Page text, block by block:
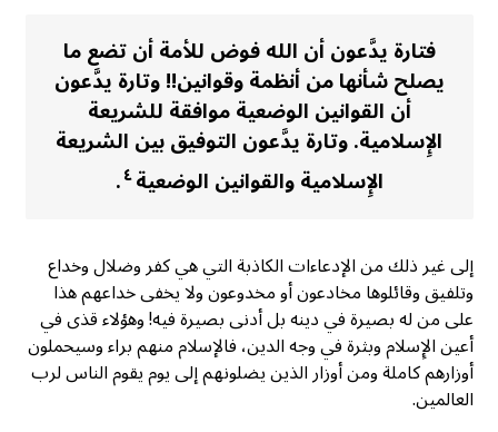
فتارة يدَّعون أن الله فوض للأمة أن تضع ما
يصلح شأنها من أنظمة وقوانين!! وتارة يدَّعون
أن القوانين الوضعية موافقة للشريعة
الإِسلامية. وتارة يدَّعون التوفيق بين الشريعة
الإِسلامية والقوانين الوضعية٤.
إلى غير ذلك من الإدعاءات الكاذبة التي هي كفر وضلال وخداع
وتلفيق وقائلوها مخادعون أو مخدوعون ولا يخفى خداعهم هذا
على من له بصيرة في دينه بل أدنى بصيرة فيه! وهؤلاء قذى في
أعين الإِسلام وبثرة في وجه الدين، فالإسلام منهم براء وسيحملون
أوزارهم كاملة ومن أوزار الذين يضلونهم إلى يوم يقوم الناس لرب
العالمين.